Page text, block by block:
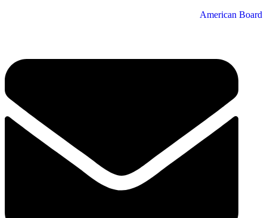
American Board